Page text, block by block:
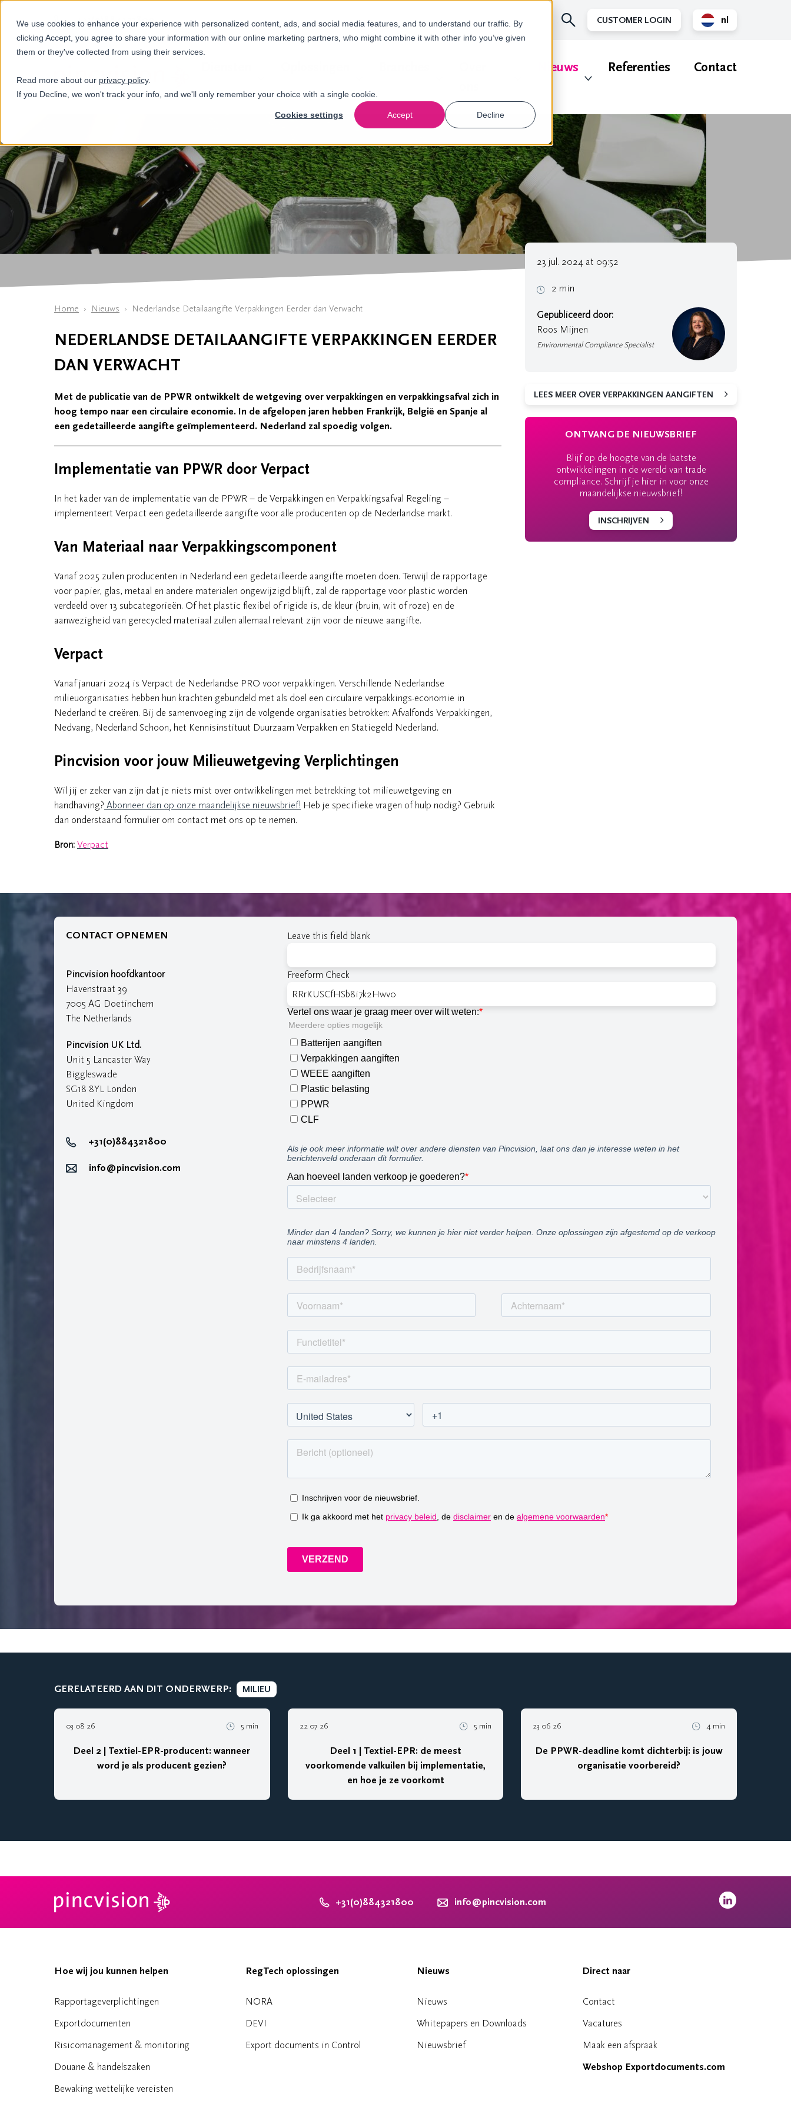
We use cookies to enhance your experience with personalized content, ads, and social media features, and to understand our traffic. By
clicking Accept, you agree to share your information with our online marketing partners, who might combine it with other info you’ve given
them or they've collected from using their services.
Read more about our privacy policy.
If you Decline, we won't track your info, and we'll only remember your choice with a single cookie.
Cookies settings Accept Decline
+31(0)884321800 CUSTOMER LOGIN
nl
Nieuws Referenties Contact
Home Nieuws Nederlandse Detailaangifte Verpakkingen Eerder dan Verwacht
NEDERLANDSE DETAILAANGIFTE VERPAKKINGEN EERDER
DAN VERWACHT
Met de publicatie van de PPWR ontwikkelt de wetgeving over verpakkingen en verpakkingsafval zich in
hoog tempo naar een circulaire economie. In de afgelopen jaren hebben Frankrijk, België en Spanje al
een gedetailleerde aangifte geïmplementeerd. Nederland zal spoedig volgen.
Implementatie van PPWR door Verpact
In het kader van de implementatie van de PPWR – de Verpakkingen en Verpakkingsafval Regeling –
implementeert Verpact een gedetailleerde aangifte voor alle producenten op de Nederlandse markt.
Van Materiaal naar Verpakkingscomponent
Vanaf 2025 zullen producenten in Nederland een gedetailleerde aangifte moeten doen. Terwijl de rapportage
voor papier, glas, metaal en andere materialen ongewijzigd blijft, zal de rapportage voor plastic worden
verdeeld over 13 subcategorieën. Of het plastic flexibel of rigide is, de kleur (bruin, wit of roze) en de
aanwezigheid van gerecycled materiaal zullen allemaal relevant zijn voor de nieuwe aangifte.
Verpact
Vanaf januari 2024 is Verpact de Nederlandse PRO voor verpakkingen. Verschillende Nederlandse
milieuorganisaties hebben hun krachten gebundeld met als doel een circulaire verpakkings-economie in
Nederland te creëren. Bij de samenvoeging zijn de volgende organisaties betrokken: Afvalfonds Verpakkingen,
Nedvang, Nederland Schoon, het Kennisinstituut Duurzaam Verpakken en Statiegeld Nederland.
Pincvision voor jouw Milieuwetgeving Verplichtingen
Wil jij er zeker van zijn dat je niets mist over ontwikkelingen met betrekking tot milieuwetgeving en
handhaving? Abonneer dan op onze maandelijkse nieuwsbrief! Heb je specifieke vragen of hulp nodig? Gebruik
dan onderstaand formulier om contact met ons op te nemen.
Bron: Verpact
23 jul. 2024 at 09:52
2 min
Gepubliceerd door:
Roos Mijnen
Environmental Compliance Specialist
LEES MEER OVER VERPAKKINGEN AANGIFTEN
ONTVANG DE NIEUWSBRIEF
Blijf op de hoogte van de laatste
ontwikkelingen in de wereld van trade
compliance. Schrijf je hier in voor onze
maandelijkse nieuwsbrief!
INSCHRIJVEN
CONTACT OPNEMEN
Pincvision hoofdkantoor
Havenstraat 39
7005 AG Doetinchem
The Netherlands
Pincvision UK Ltd.
Unit 5 Lancaster Way
Biggleswade
SG18 8YL London
United Kingdom
+31(0)884321800
info@pincvision.com
Leave this field blank
Freeform Check
GERELATEERD AAN DIT ONDERWERP: MILIEU
03 08 26 5 min
Deel 2 | Textiel-EPR-producent: wanneer
word je als producent gezien?
22 07 26 5 min
Deel 1 | Textiel-EPR: de meest
voorkomende valkuilen bij implementatie,
en hoe je ze voorkomt
23 06 26 4 min
De PPWR-deadline komt dichterbij: is jouw
organisatie voorbereid?
+31(0)884321800 info@pincvision.com
Hoe wij jou kunnen helpen
Rapportageverplichtingen
Exportdocumenten
Risicomanagement & monitoring
Douane & handelszaken
Bewaking wettelijke vereisten
RegTech oplossingen
NORA
DEVI
Export documents in Control
Nieuws
Nieuws
Whitepapers en Downloads
Nieuwsbrief
Direct naar
Contact
Vacatures
Maak een afspraak
Webshop Exportdocuments.com